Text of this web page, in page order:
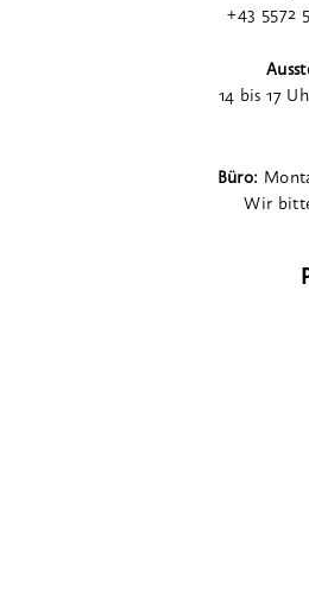
+43 5572
14 bis 17
Büro:
Wir